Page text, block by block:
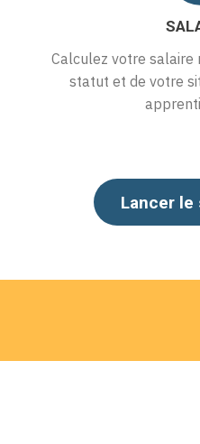
Combien allez
qu’employé et payer
Lancer